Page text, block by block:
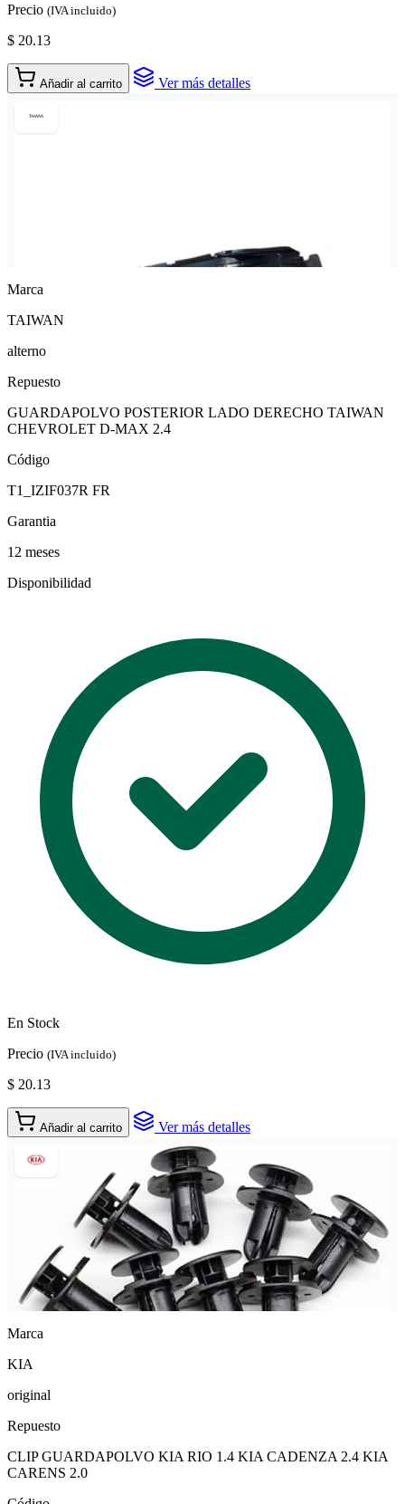
Precio (IVA incluido)
$ 20.13
Añadir al carrito Ver más detalles
Marca
TAIWAN
alterno
Repuesto
GUARDAPOLVO POSTERIOR LADO DERECHO TAIWAN
CHEVROLET D-MAX 2.4
Código
T1_IZIF037R FR
Garantia
12 meses
Disponibilidad
En Stock
Precio (IVA incluido)
$ 20.13
Añadir al carrito Ver más detalles
Marca
KIA
original
Repuesto
CLIP GUARDAPOLVO KIA RIO 1.4 KIA CADENZA 2.4 KIA
CARENS 2.0